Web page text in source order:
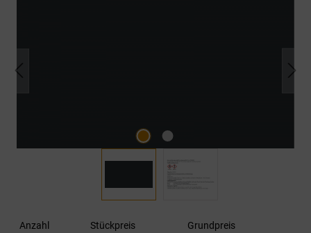
Anzahl Stückpreis Grundpreis